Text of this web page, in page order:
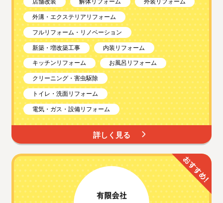
店舗改装 解体リフォーム 外装リフォーム
外溝・エクステリアリフォーム
フルリフォーム・リノベーション
新築・増改築工事 内装リフォーム
キッチンリフォーム お風呂リフォーム
クリーニング・害虫駆除
トイレ・洗面リフォーム
電気・ガス・設備リフォーム
詳しく見る